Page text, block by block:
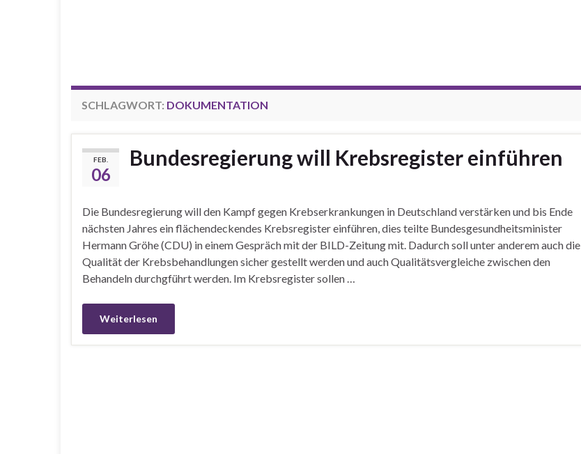
SCHLAGWORT: DOKUMENTATION
FEB.
06
Bundesregierung will Krebsregister einführen
Die Bundesregierung will den Kampf gegen Krebserkrankungen in Deutschland verstärken und bis Ende
nächsten Jahres ein flächendeckendes Krebsregister einführen, dies teilte Bundesgesundheitsminister
Hermann Gröhe (CDU) in einem Gespräch mit der BILD-Zeitung mit. Dadurch soll unter anderem auch die
Qualität der Krebsbehandlungen sicher gestellt werden und auch Qualitätsvergleiche zwischen den
Behandeln durchgführt werden. Im Krebsregister sollen …
Weiterlesen